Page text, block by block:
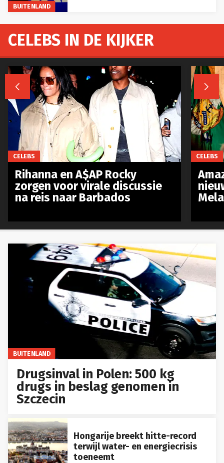
BUITENLAND
BUITENLAND
Drugsinval in Polen: 500 kg
drugs in beslag genomen in
Szczecin
Hongarije breekt hitte-record
terwijl water- en energiecrisis
toeneemt
CELEBS IN DE KIJKER
 
CELEBS
Rihanna en A$AP Rocky
zorgen voor virale discussie
na reis naar Barbados
CELEBS